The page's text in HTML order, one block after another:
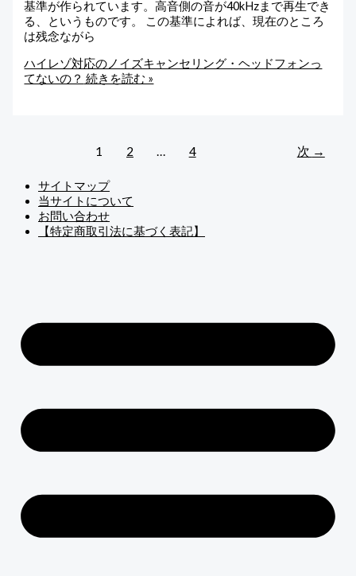
基準が作られています。高音側の音が40kHzまで再生でき
る、というものです。 この基準によれば、現在のところ
は残念ながら
ハイレゾ対応のノイズキャンセリング・ヘッドフォンっ
てないの？ 続きを読む »
1 2 … 4 次 →
サイトマップ
当サイトについて
お問い合わせ
【特定商取引法に基づく表記】